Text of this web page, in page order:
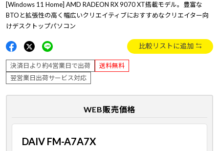
[Windows 11 Home] AMD RADEON RX 9070 XT搭載モデル。豊富な
BTOと拡張性の高く幅広いクリエイティブにおすすめなクリエイター向
けデスクトップパソコン
比較リストに追加
決済日より約4営業日で出荷
送料無料
翌営業日出荷サービス対応
WEB販売価格
DAIV FM-A7A7X